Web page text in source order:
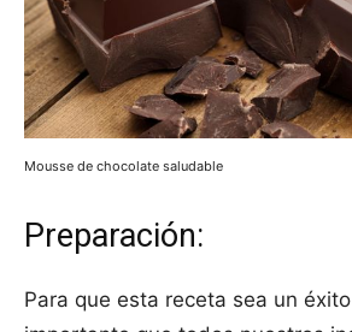
Mousse de chocolate saludable
Preparación:
Para que esta receta sea un